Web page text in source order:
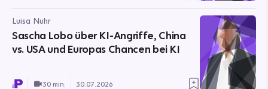
Luisa Nuhr
Sascha Lobo über KI-Angriffe, China
vs. USA und Europas Chancen bei KI
30 min. 30.07.2026